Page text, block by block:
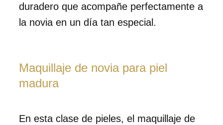
duradero que acompañe perfectamente a
la novia en un día tan especial.
Maquillaje de novia para piel
madura
En esta clase de pieles, el maquillaje de